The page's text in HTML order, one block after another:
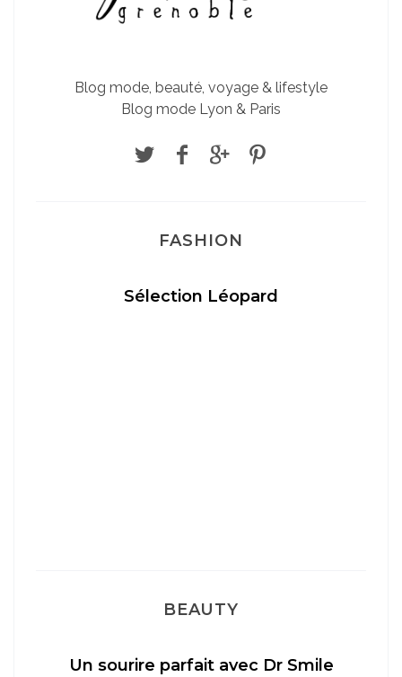
Blog mode, beauté, voyage & lifestyle
Blog mode Lyon & Paris
FASHION
Sélection Léopard
BEAUTY
Un sourire parfait avec Dr Smile